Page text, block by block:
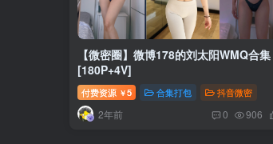
【微密圈】微博178的刘太阳WMQ合集
[180P+4V]
付费资源 ￥5 合集打包 抖音微密
2年前 0 906